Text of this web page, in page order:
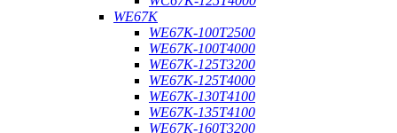
WE67K
WE67K-100T2500
WE67K-100T4000
WE67K-125T3200
WE67K-125T4000
WE67K-130T4100
WE67K-135T4100
WE67K-160T3200